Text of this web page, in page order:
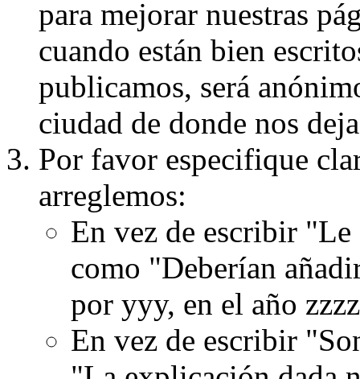
para mejorar nuestras
cuando están bien
publicamos, será
ciudad de donde nos
Por favor especifique
arreglemos:
En vez de escribir
como "Deberían
por yyy, en el año
En vez de escribir